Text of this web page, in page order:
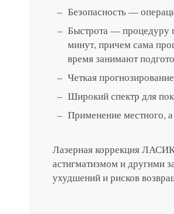
Безопасность —
Быстрота — процедуру
минут, причем сама
время занимают
Четкая прогнозирование
Широкий спектр для
Применение местного,
Лазерная коррекция
астигматизмом и другими
ухудшений и рисков